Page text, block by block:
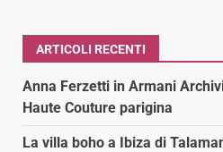
ARTICOLI RECENTI
Anna Ferzetti in Armani
Haute Couture parigina
La villa boho a Ibiza di